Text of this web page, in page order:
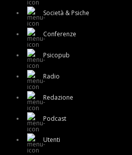
Società & Psiche
Conferenze
Psicopub
Radio
Redazione
Podcast
Utenti